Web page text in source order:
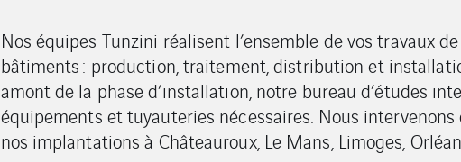
Nos équipes Tunzini réalisent l’ensemble de vos travaux
bâtiments : production, traitement, distribution et
amont de la phase d’installation, notre bureau d’études
équipements et tuyauteries nécessaires. Nous intervenons
nos implantations à Châteauroux, Le Mans, Limoges,